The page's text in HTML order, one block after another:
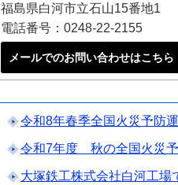
福島県白河市立石山15番地1
電話番号：0248-22-2155
メールでのお問い合わせはこちら
令和8年春季全国火災予防
令和7年度 秋の全国火災予
大塚鉄工株式会社白河工場